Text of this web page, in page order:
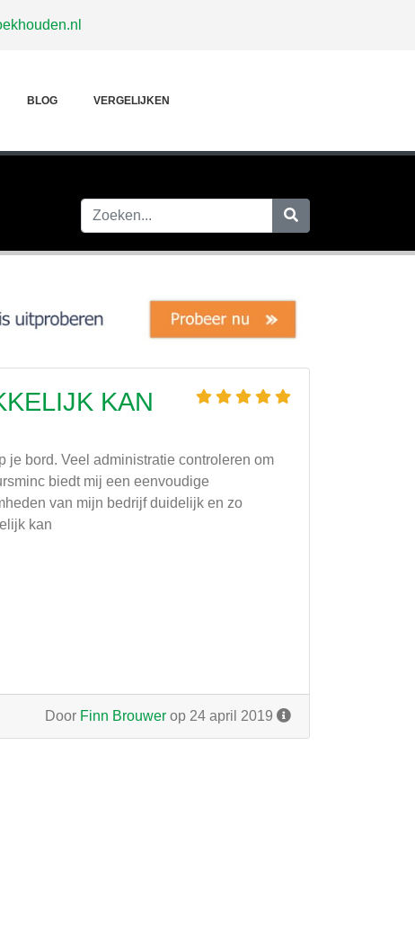
BLOG VERGELIJKEN
KAN
je bord. Veel administratie controleren om
biedt mij een eenvoudige
van mijn bedrijf duidelijk en zo
kan
Door Finn Brouwer op 24 april 2019